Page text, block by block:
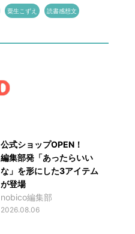
粟生こずえ 読書感想文
公式ショップOPEN！
編集部発「あったらいい
な」を形にした3アイテム
が登場
nobico編集部
2026.08.06